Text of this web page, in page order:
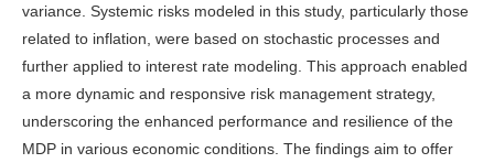
variance. Systemic risks modeled in this study, particularly those
related to inflation, were based on stochastic processes and
further applied to interest rate modeling. This approach enabled
a more dynamic and responsive risk management strategy,
underscoring the enhanced performance and resilience of the
MDP in various economic conditions. The findings aim to offer